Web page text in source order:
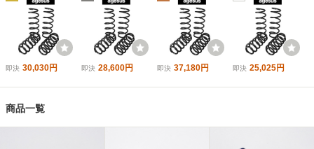
即決 30,030円 即決 28,600円 即決 37,180円 即決 25,025円
商品一覧